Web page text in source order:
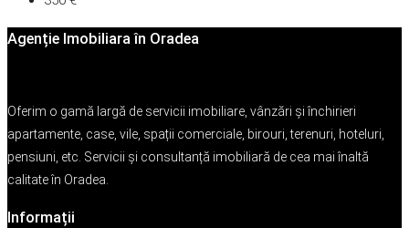
Agenție Imobiliara în Oradea
Oferim o gamă largă de servicii imobiliare, vânzări și închirieri
apartamente, case, vile, spații comerciale, birouri, terenuri, hoteluri,
pensiuni, etc. Servicii și consultanță imobiliară de cea mai înaltă
calitate în Oradea.
Informații